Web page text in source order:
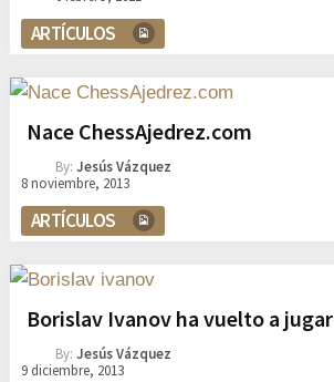
ARTÍCULOS
Nace ChessAjedrez.com
By: Jesús Vázquez
8 noviembre, 2013
ARTÍCULOS
Borislav Ivanov ha vuelto a jugar
By: Jesús Vázquez
9 diciembre, 2013